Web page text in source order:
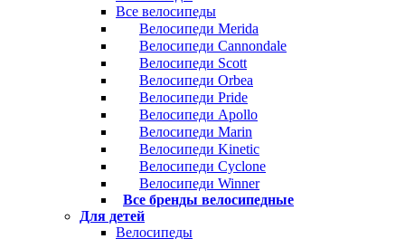
Все велосипеды
Велосипеди Merida
Велосипеди Cannondale
Велосипеди Scott
Велосипеди Orbea
Велосипеди Pride
Велосипеди Apollo
Велосипеди Marin
Велосипеди Kinetic
Велосипеди Cyclone
Велосипеди Winner
Все бренды велосипедные
Для детей
Велосипеды